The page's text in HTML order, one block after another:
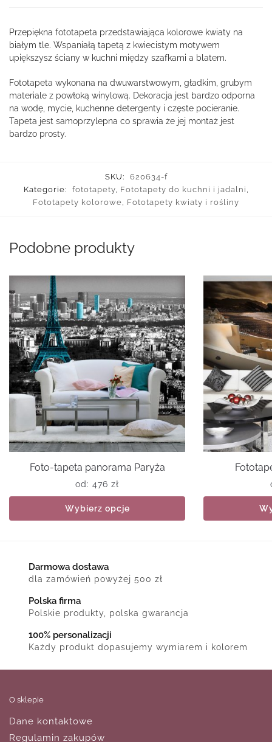
Przepiękna fototapeta przedstawiająca kolorowe kwiaty na
białym tle. Wspaniałą tapetą z kwiecistym motywem
upiększysz ściany w kuchni między szafkami a blatem.
Fototapeta wykonana na dwuwarstwowym, gładkim, grubym
materiale z powłoką winylową. Dekoracja jest bardzo odporna
na wodę, mycie, kuchenne detergenty i częste pocieranie.
Tapeta jest samoprzylepna co sprawia że jej montaż jest
bardzo prosty.
SKU:
620634-f
Kategorie:
fototapety, Fototapety do kuchni i jadalni
Fototapety kolorowe
Fototapety kwiaty i rośliny
Podobne produkty
Foto-tapeta panorama Paryża
od: 476 zł
Wybierz opcje
Darmowa dostawa
dla zamówień powyżej 500 zł
Polska firma
Polskie produkty, polska gwarancja
100% personalizacji
Każdy produkt dopasujemy wymiarem i kolorem
O sklepie
Dane kontaktowe
Regulamin zakupów